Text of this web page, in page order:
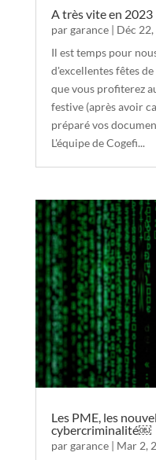
A très vite en 2023
pargarance| Déc
Il est temps pour
d'excellentes fêtes
que vous profiterez
festive (après avoir
préparé vos
L'équipe de Cogefi...
Les PME, les
cybercriminalité￼
pargarance| Mar 2,